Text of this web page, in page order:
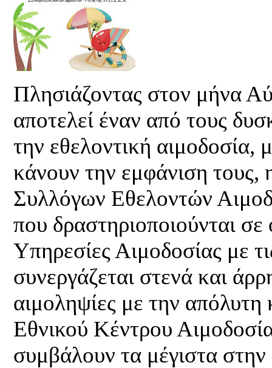
Πλησιάζοντας στον μήνα
αποτελεί έναν από τους
την εθελοντική αιμοδοσία,
κάνουν την εμφάνιση
Συλλόγων Εθελοντών
που δραστηριοποιούνται
Υπηρεσίες Αιμοδοσίας με
συνεργάζεται στενά και
αιμοληψίες με την
Εθνικού Κέντρου
συμβάλουν τα μέγιστα